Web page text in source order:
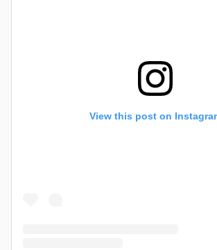
View this post on